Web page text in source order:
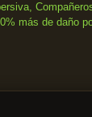
más de daño